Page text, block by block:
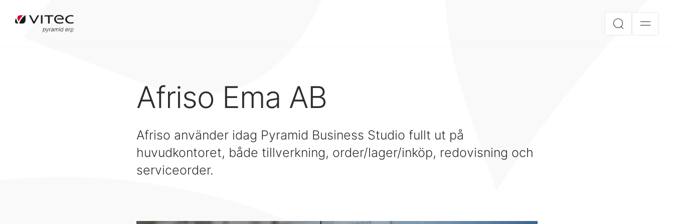
Afriso Ema AB
Afriso använder idag Pyramid Business Studio fullt ut på
huvudkontoret, både tillverkning, order/lager/inköp, redovisning och
serviceorder.